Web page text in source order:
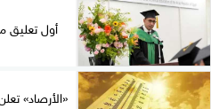
أول تعليق
«الأرصاد»